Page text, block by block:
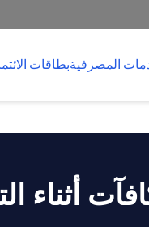
المصرفيةبطاقات
أثناء